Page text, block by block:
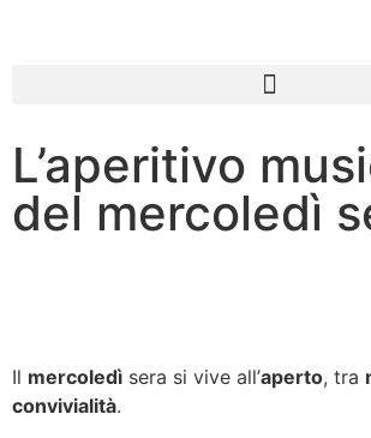
L’aperitivo
del mercoledì
Il mercoledì sera si vive all’aperto, tra
convivialità.